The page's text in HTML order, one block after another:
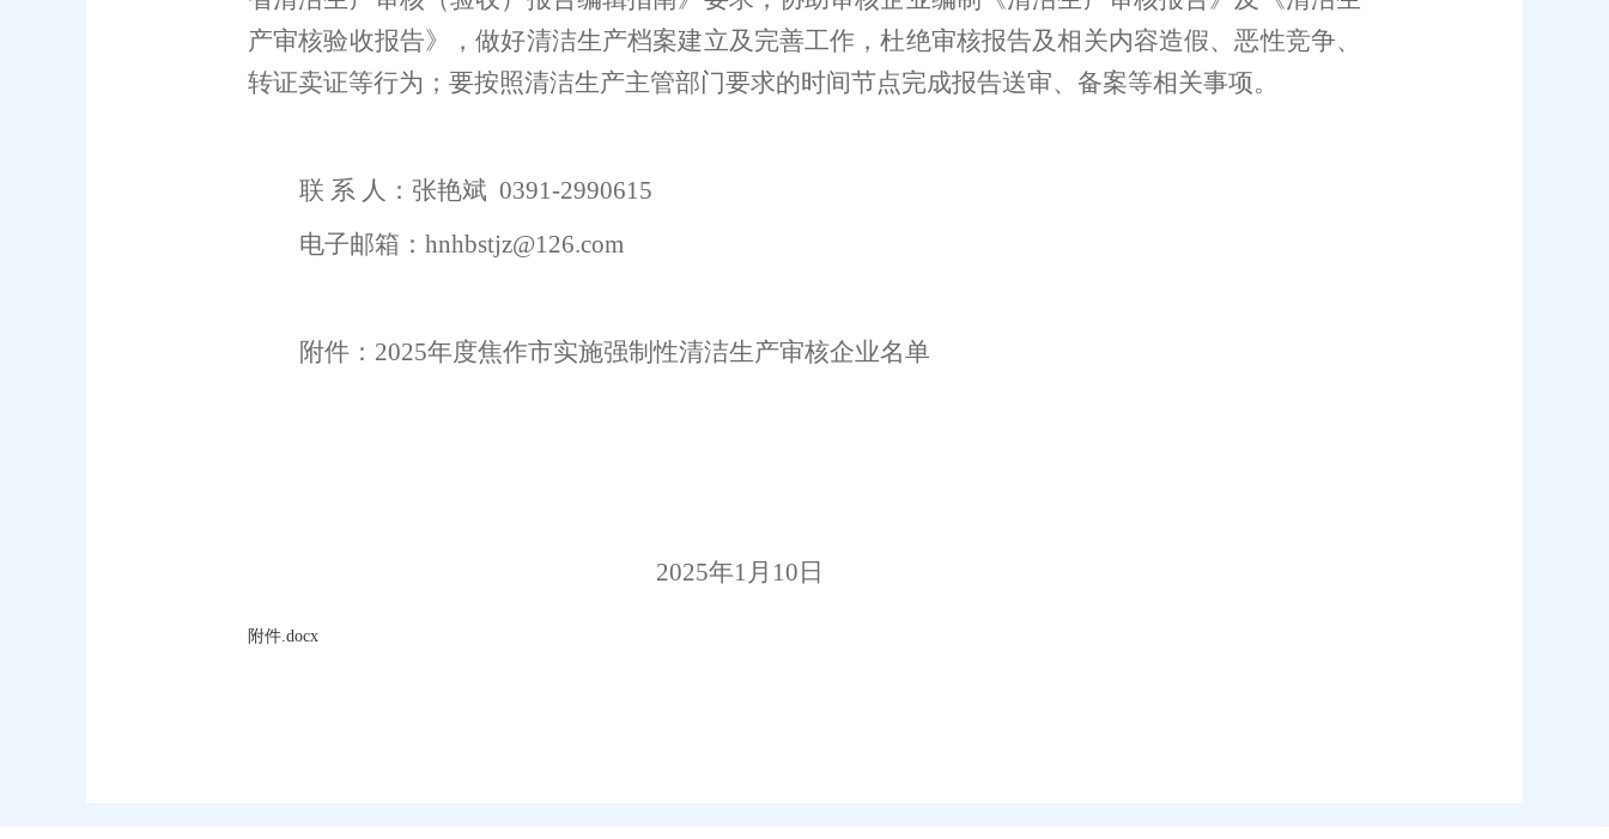
产审核验收报告》，做好清洁生产档案建立及完善工作，杜绝审核报告及相关内容造假、恶性竞争、
转证卖证等行为；要按照清洁生产主管部门要求的时间节点完成报告送审、备案等相关事项。
联 系 人： 张艳斌 0391-2990615
电子邮箱： hnhbstjz@126.com
附件 ： 2025年度焦作市实施强制性清洁生产审核企业名单
2025年1 月 10 日
附件.docx